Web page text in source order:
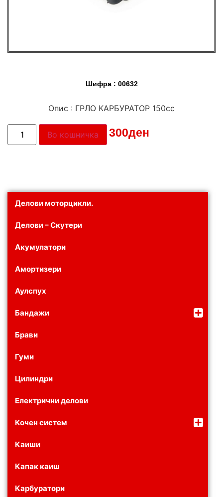
Делови моторцикли.
Делови – Скутери
Акумулатори
Амортизери
Аулспух
Бандажи
Брави
Гуми
Цилиндри
Електрични делови
Кочен систем
Каиши
Капак каиш
Карбуратори
Шифра : 00632
Опис : ГРЛО КАРБУРАТОР 150сс
Цена: 300ден
Во кошничка